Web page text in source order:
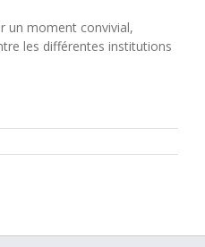
un moment convivial,
les différentes institutions